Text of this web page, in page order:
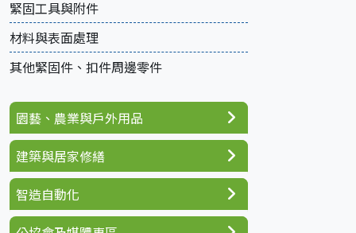
緊固工具與附件
材料與表面處理
其他緊固件、扣件周邊零件
園藝、農業與戶外用品
建築與居家修繕
智造自動化